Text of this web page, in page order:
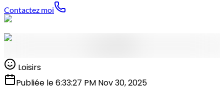
Contactez moi
Loisirs
Publiée le 6:33:27 PM Nov 30, 2025